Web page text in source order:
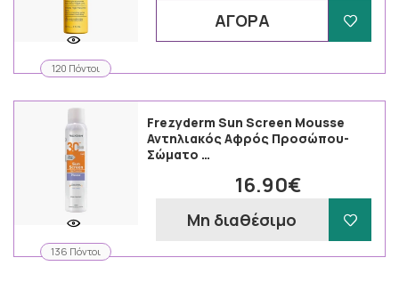
120 Πόντοι
ΑΓΟΡΑ
136 Πόντοι
Frezyderm Sun Screen Mousse
Αντηλιακός Αφρός Προσώπου-
Σώματο …
16.90€
Μη διαθέσιμο